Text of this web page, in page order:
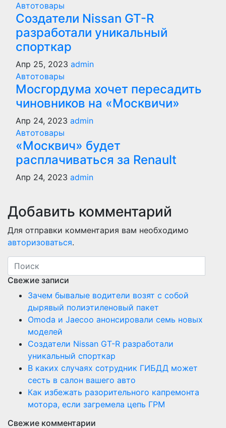
Автотовары
Создатели Nissan GT-R
разработали уникальный
спорткар
Апр 25, 2023 admin
Автотовары
Мосгордума хочет пересадить
чиновников на «Москвичи»
Апр 24, 2023 admin
Автотовары
«Москвич» будет
расплачиваться за Renault
Апр 24, 2023 admin
Добавить комментарий
Для отправки комментария вам необходимо
авторизоваться.
Свежие записи
Зачем бывалые водители возят с собой
дырявый полиэтиленовый пакет
Оmoda и Jaecoo анонсировали семь новых
моделей
Создатели Nissan GT-R разработали
уникальный спорткар
В каких случаях сотрудник ГИБДД может
сесть в салон вашего авто
Как избежать разорительного капремонта
мотора, если загремела цепь ГРМ
Свежие комментарии